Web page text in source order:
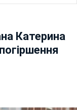
Катерина